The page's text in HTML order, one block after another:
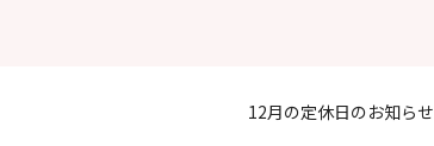
12月の定休日のお知らせ